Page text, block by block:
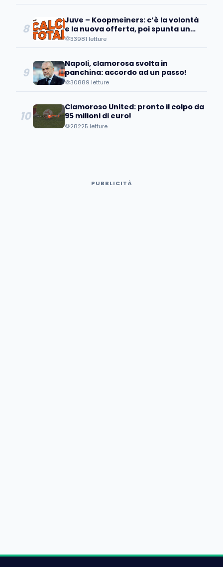
8
Juve – Koopmeiners: c’è la volontà
e la nuova offerta, poi spunta un
patto tra…
33981 letture
9
Napoli, clamorosa svolta in
panchina: accordo ad un passo!
30889 letture
10
Clamoroso United: pronto il colpo da
95 milioni di euro!
28225 letture
PUBBLICITÀ